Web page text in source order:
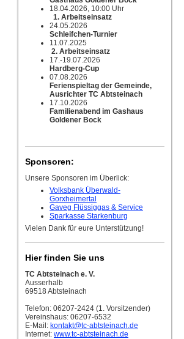
18.04.2026, 10:00 Uhr
1. Arbeitseinsatz
24.05.2026
Schleifchen-Turnier
11.07.2025
2. Arbeitseinsatz
17.-19.07.2026
Hardberg-Cup
07.08.2026
Ferienspieltag der Gemeinde,
Ausrichter TC Abtsteinach
17.10.2026
Familienabend im Gashaus
Goldener Bock
Sponsoren:
Unsere Sponsoren im Überlick:
Volksbank Überwald-
Gorxheimertal
Gaveg Flüssiggas & Service
Sparkasse Starkenburg
Vielen Dank für eure Unterstützung!
Hier finden Sie uns
TC Abtsteinach e. V.
Ausserhalb
69518 Abtsteinach
Telefon: 06207-2424 (1. Vorsitzender)
Vereinshaus: 06207-6532
E-Mail: kontakt@tc-abtsteinach.de
Internet: www.tc-abtsteinach.de